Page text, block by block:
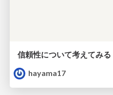
hayama17